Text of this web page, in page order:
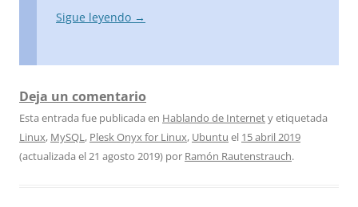
Sigue leyendo →
Deja un comentario
Esta entrada fue publicada en Hablando de Internety etiquetada
Linux, MySQL, Plesk Onyx for Linux, Ubuntu el 15 abril 2019
(actualizada el21 agosto 2019) por Ramón Rautenstrauch.